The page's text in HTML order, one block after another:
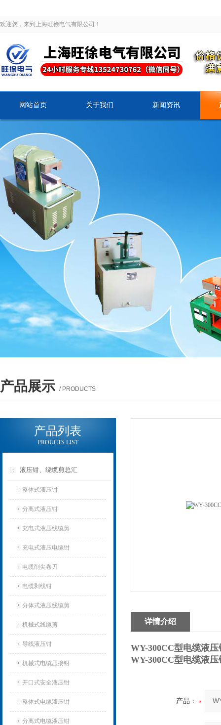
欢迎您，来到上海旺徐电气有限公司！
网站首页 关于我们 新闻资讯
产品展示 / PRODUCTS
产品列表
PROUCTS LIST
液压钳、绕缆剪总汇
整体式液压钳
分离式液压钳
充电式液压线缆剪
充电式液压电缆钳
电缆削尖卷刀
电缆剥线钳
分体式液压线缆剪
机械式线缆剪
导线液压钳
机械式电缆压接钳
开口式安全液压钳
整体式电缆液压钳
分离式电缆液压钳
详情介绍
WY-300CC型电缆液
WY-300CC型电缆液
产品：